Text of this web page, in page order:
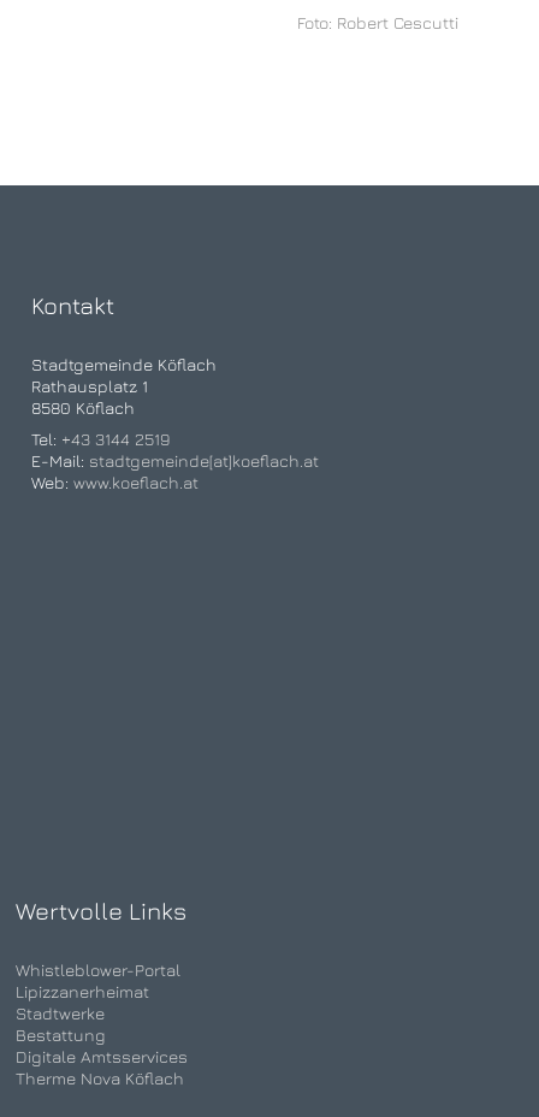
Foto: Robert Cescutti
Kontakt
Stadtgemeinde Köflach
Rathausplatz 1
8580 Köflach
Tel: +43 3144 2519
E-Mail: stadtgemeinde[at]koeflach.at
Web:www.koeflach.at
Wertvolle Links
Whistleblower-Portal
Lipizzanerheimat
Stadtwerke
Bestattung
Digitale Amtsservices
Therme Nova Köflach